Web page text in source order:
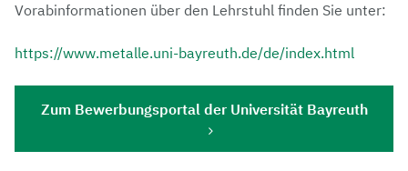
Vorabinformationen über den Lehrstuhl finden Sie unter:
https://www.metalle.uni-bayreuth.de/de/index.html
Zum Bewerbungsportal der Universität Bayreuth